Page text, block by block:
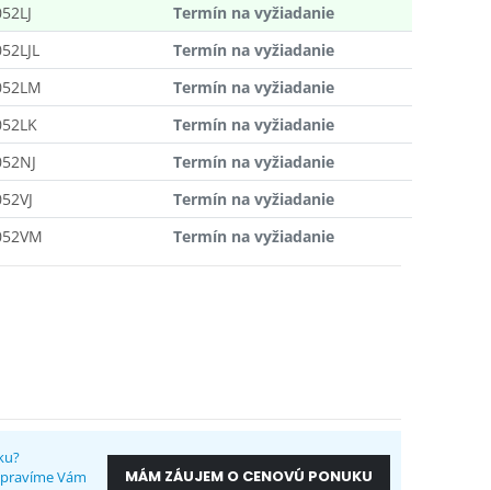
Termín na vyžiadanie
Termín na vyžiadanie
Termín na vyžiadanie
Termín na vyžiadanie
Termín na vyžiadanie
Termín na vyžiadanie
Termín na vyžiadanie
Vám
MÁM ZÁUJEM O CENOVÚ PONUKU